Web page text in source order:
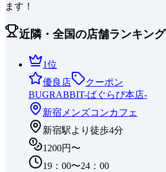
ます！
近隣・全国の店舗ランキング
1位
優良店
クーポン
BUGRABBIT-ばぐらび本店-
新宿 メンズコンカフェ
新宿駅より徒歩4分
1200円〜
19：00〜24：00